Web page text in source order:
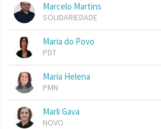
Marcelo Martins
SOLIDARIEDADE
Maria do Povo
PDT
Maria Helena
PMN
Marli Gava
NOVO